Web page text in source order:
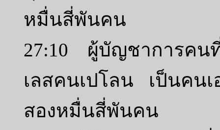
หมื่นสี่พันคน
27:10 ผู้บัญชาการคน
เลสคนเปโลน เป็นคน
สองหมื่นสี่พันคน